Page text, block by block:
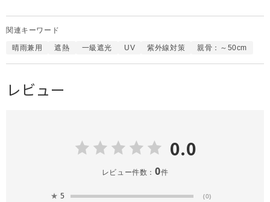
関連キーワード
晴雨兼用 遮熱 一級遮光 UV 紫外線対策 親骨：～50cm
レビュー
0.0
レビュー件数： 0件
★ 5 (0)